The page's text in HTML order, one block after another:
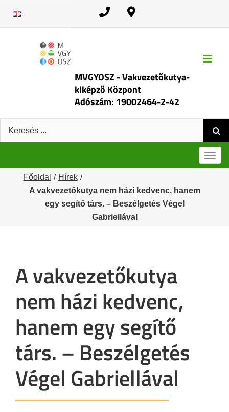
MVGYOSZ - Vakvezetőkutya-
kiképző Központ
Adószám: 19002464-2-42
Keresés:
Főoldal
Hírek
A vakvezetőkutya nem házi kedvenc, hanem
egy segítő társ. – Beszélgetés Végel
Gabriellával
A vakvezetőkutya
nem házi kedvenc,
hanem egy segítő
társ. – Beszélgetés
Végel Gabriellával